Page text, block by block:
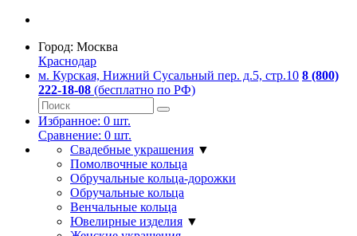
Город: Москва
Краснодар
м. Курская, Нижний Сусальный пер. д.5, стр.10 8 (800)
222-18-08 (бесплатно по РФ)
Избранное: 0 шт.
Сравнение: 0 шт.
Свадебные украшения ▼
Помолвочные кольца
Обручальные кольца-дорожки
Обручальные кольца
Венчальные кольца
Ювелирные изделия ▼